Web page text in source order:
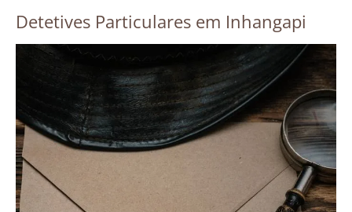
Detetives Particulares em Inhangapi